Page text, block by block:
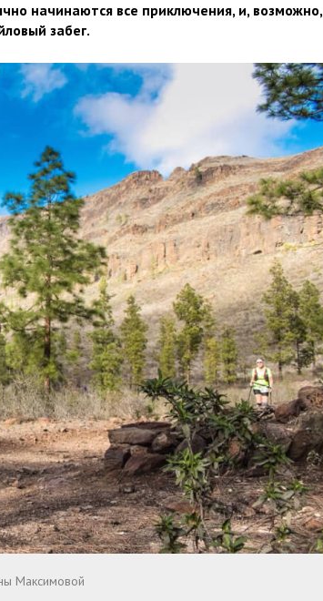
начинаются все приключения, и, возможно,
забег.
Максимовой